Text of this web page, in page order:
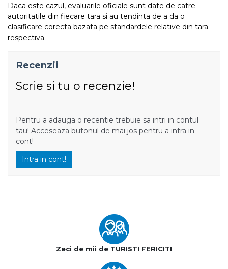
Daca este cazul, evaluarile oficiale sunt date de catre
autoritatile din fiecare tara si au tendinta de a da o
clasificare corecta bazata pe standardele relative din tara
respectiva.
Recenzii
Scrie si tu o recenzie!
Pentru a adauga o recentie trebuie sa intri in contul
tau! Acceseaza butonul de mai jos pentru a intra in
cont!
Intra in cont!
Zeci de mii de TURISTI FERICITI